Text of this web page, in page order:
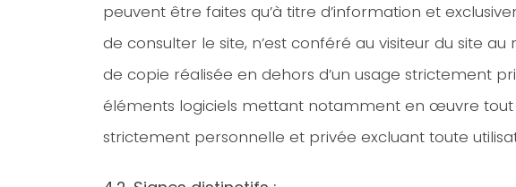
peuvent être faites qu’à titre d’information et
de consulter le site, n’est conféré au visiteur du site
de copie réalisée en dehors d’un usage strictement
éléments logiciels mettant notamment en œuvre tout
strictement personnelle et privée excluant toute